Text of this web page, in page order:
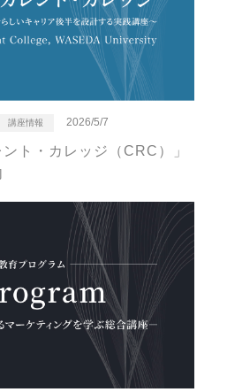
講座情報 2026/5/7
ント・カレッジ（CRC）」